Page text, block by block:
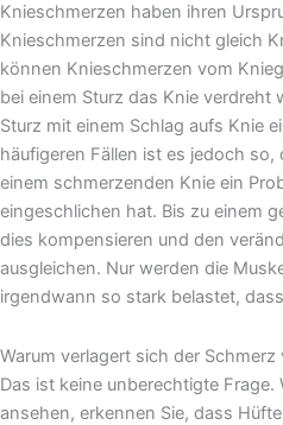
Knieschmerzen haben ihren
Knieschmerzen sind nicht gleich
können Knieschmerzen vom
bei einem Sturz das Knie verdreht
Sturz mit einem Schlag aufs Knie
häufigeren Fällen ist es jedoch
einem schmerzenden Knie ein
eingeschlichen hat. Bis zu einem
dies kompensieren und den
ausgleichen. Nur werden die
irgendwann so stark belastet,
Warum verlagert sich der
Das ist keine unberechtigte Frage.
ansehen, erkennen Sie, dass